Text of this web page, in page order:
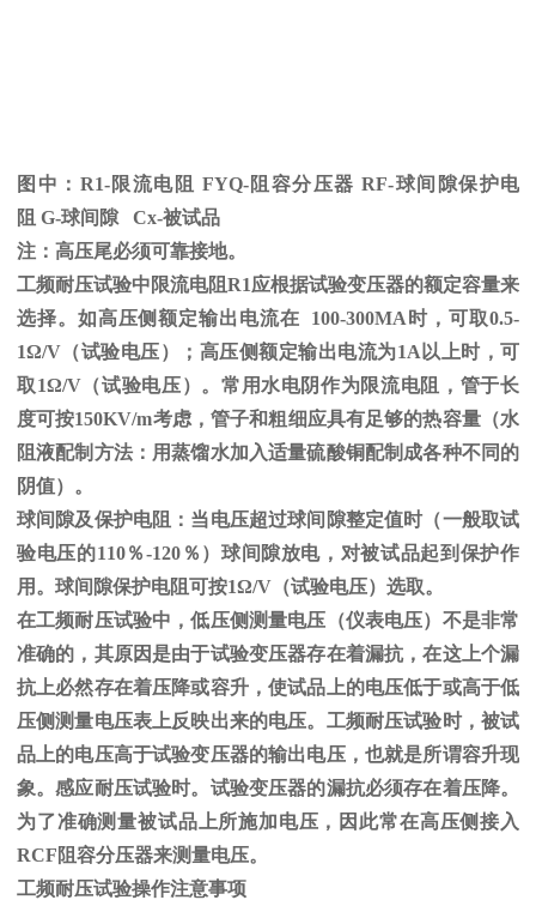
图中： R1-限流电阻 FYQ-阻容分压器 RF-球间隙保护电
阻 G-球间隙 Cx-被试品
注：高压尾必须可靠接地。
工频耐压试验中限流电阻R1应根据试验变压器的额定容量来
选择。如高压侧额定输出电流在 100-300MA 时，可取0.5-
1Ω/V（试验电压）；高压侧额定输出电流为1A 以上时，可
取1Ω/V（试验电压）。常用水电阴作为限流电阻，管于长
度可按150KV/m考虑，管子和粗细应具有足够的热容量（水
阻液配制方法：用蒸馏水加入适量硫酸铜配制成各种不同的
阴值）。
球间隙及保护电阻：当电压超过球间隙整定值时（一般取试
验电压的110％-120％）球间隙放电，对被试品起到保护作
用。球间隙保护电阻可按1Ω/V（试验电压）选取。
在工频耐压试验中，低压侧测量电压（仪表电压）不是非常
准确的，其原因是由于试验变压器存在着漏抗，在这上个漏
抗上必然存在着压降或容升，使试品上的电压低于或高于低
压侧测量电压表上反映出来的电压。工频耐压试验时，被试
品上的电压高于试验变压器的输出电压，也就是所谓容升现
象。感应耐压试验时。试验变压器的漏抗必须存在着压降。
为了准确测量被试品上所施加电压，因此常在高压侧接入
RCF阻容分压器来测量电压。
工频耐压试验操作注意事项